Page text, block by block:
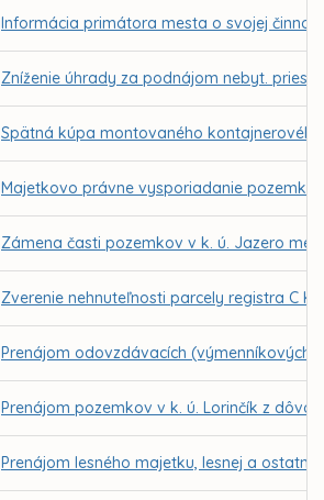
Informácia primátora mesta o svojej
Zníženie úhrady za podnájom nebyt.
Spätná kúpa montovaného
Majetkovo právne vysporiadanie
Zámena časti pozemkov v k. ú. Jazero
Zverenie nehnuteľnosti parcely registra C
Prenájom odovzdávacích (výmenníkových)
Prenájom pozemkov v k. ú. Lorinčík z
Prenájom lesného majetku, lesnej a